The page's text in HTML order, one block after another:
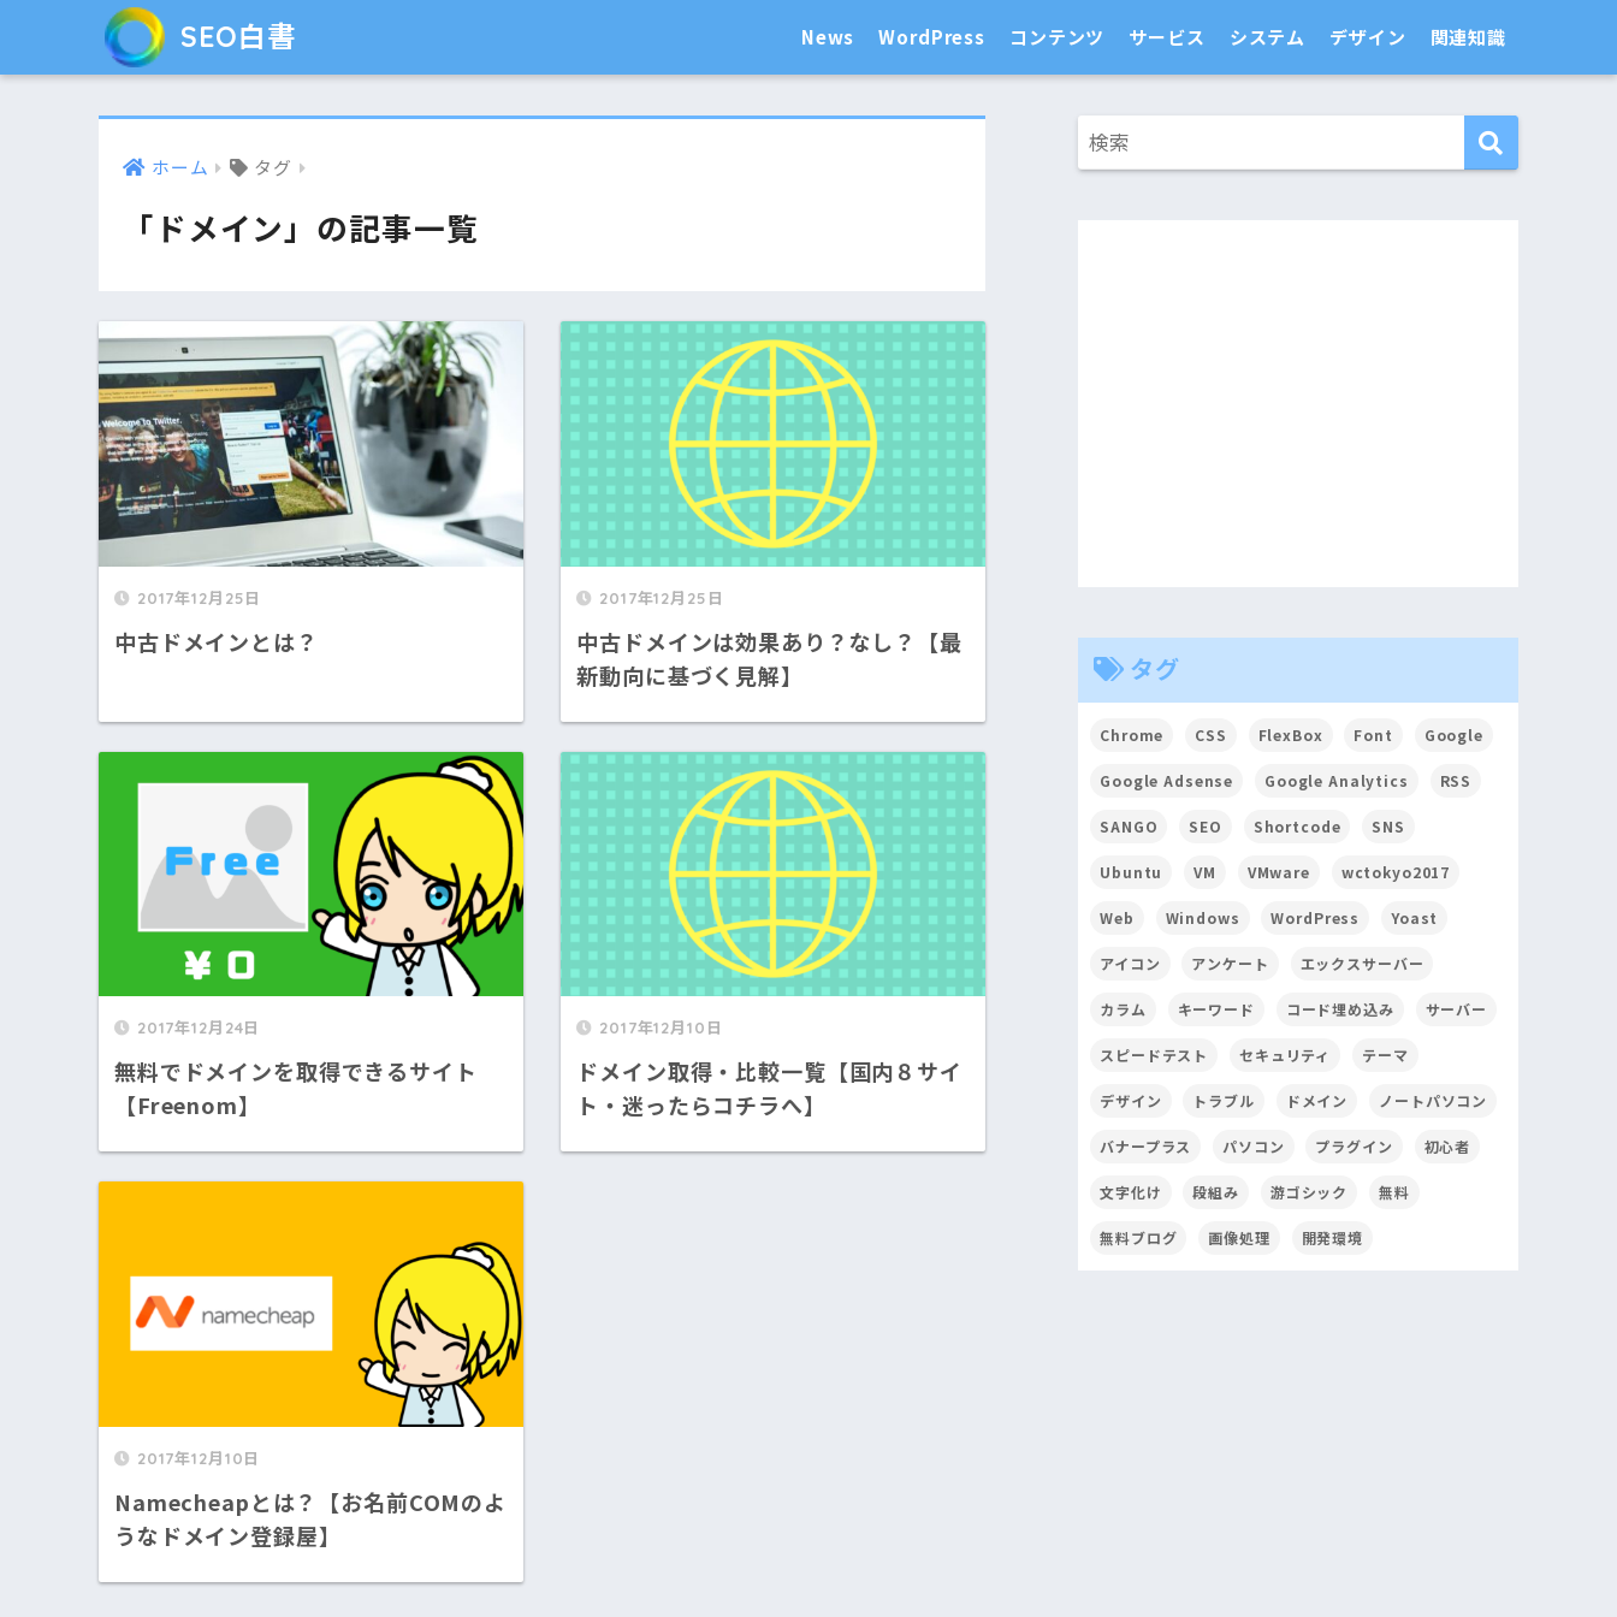
SEO白書 News WordPress コンテンツ サービス システム デザイン 関連知識
ホーム タグ
「ドメイン」の記事一覧
2017年12月25日
中古ドメインとは？
2017年12月25日
中古ドメインは効果あり？なし？【最
新動向に基づく見解】
2017年12月24日
無料でドメインを取得できるサイト
【Freenom】
2017年12月10日
ドメイン取得・比較一覧【国内８サイ
ト・迷ったらコチラへ】
2017年12月10日
Namecheapとは？【お名前COMのよ
うなドメイン登録屋】
タグ
Chrome CSS FlexBox Font Google
Google Adsense Google Analytics RSS
SANGO SEO Shortcode SNS
Ubuntu VM VMware wctokyo2017
Web Windows WordPress Yoast
アイコン アンケート エックスサーバー
カラム キーワード コード埋め込み サーバー
スピードテスト セキュリティ テーマ
デザイン トラブル ドメイン ノートパソコン
バナープラス パソコン プラグイン 初心者
文字化け 段組み 游ゴシック 無料
無料ブログ 画像処理 開発環境